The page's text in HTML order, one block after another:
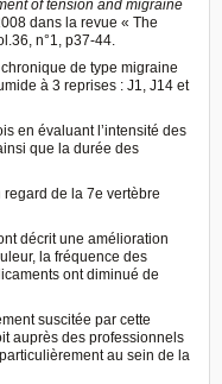
of tension and migraine
dans la revue « The
n°1, p37-44.
de type migraine
à 3 reprises : J1, J14 et
en évaluant l’intensité des
que la durée des
de la 7e vertèbre
décrit une amélioration
la fréquence des
ont diminué de
suscitée par cette
auprès des professionnels
au sein de la